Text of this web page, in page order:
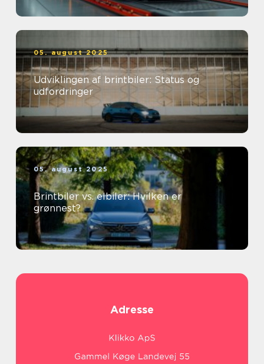
05. august 2025
Udviklingen af brintbiler: Status og
udfordringer
05. august 2025
Brintbiler vs. elbiler: Hvilken er
grønnest?
Adresse